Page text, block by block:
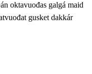
oktavuođas galgá maid
gusket dakkár